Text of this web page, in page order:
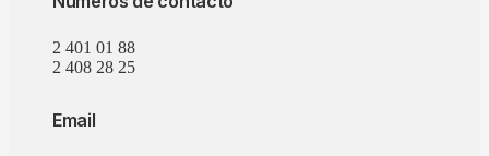
2 401 01 88
2 408 28 25
Email